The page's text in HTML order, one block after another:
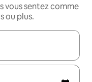
vous sentez comme
ou plus.
les flèches vers le